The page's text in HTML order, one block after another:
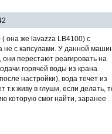
она же lavazza LB4100) с
с капсулами. У данной
перестают реагировать на
горячей воды из крана
настройки), вода течет из
т.к живу в глуши, если делать,
которую смог найти, заранее